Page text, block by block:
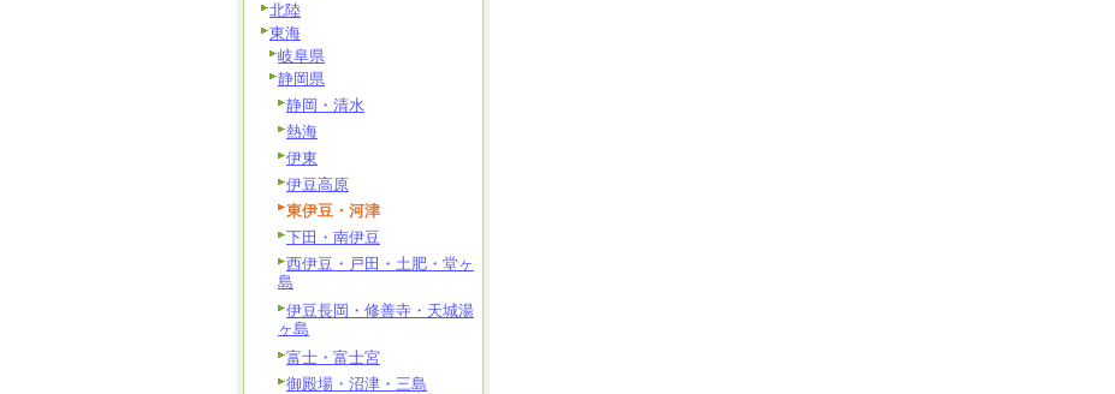
北陸
東海
岐阜県
静岡県
静岡・清水
熱海
伊東
伊豆高原
東伊豆・河津
下田・南伊豆
西伊豆・戸田・土肥・堂ヶ
島
伊豆長岡・修善寺・天城湯
ヶ島
富士・富士宮
御殿場・沼津・三島